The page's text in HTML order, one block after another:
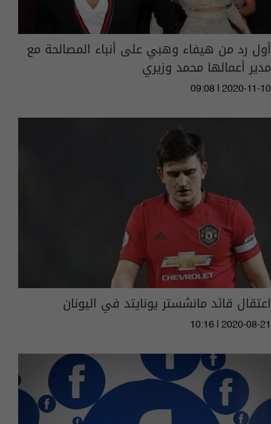
أول رد من هيفاء وهبي على أنباء المصالحة مع
مدير أعمالها محمد وزيري
09:08 | 2020-11-10
اعتقال قائد مانشستر يونايتد في اليونان
10:16 | 2020-08-21